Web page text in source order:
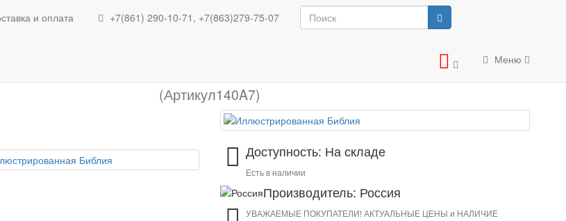
и оплата +7(861) 290-10-71, +7(863)279-75-07
Меню
Подарочные книги Иллюстрированная Библия
(Артикул140A7)
Доступность: На складе
Есть в наличии
Производитель: Россия
УВАЖАЕМЫЕ ПОКУПАТЕЛИ! АКТУАЛЬНЫЕ ЦЕНЫ и НАЛИЧИЕ